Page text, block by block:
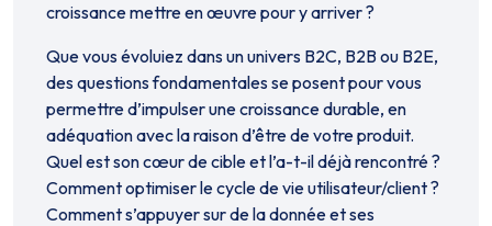
croissance mettre en œuvre pour y arriver ?
Que vous évoluiez dans un univers B2C, B2B ou B2E,
des questions fondamentales se posent pour vous
permettre d’impulser une croissance durable, en
adéquation avec la raison d’être de votre produit.
Quel est son cœur de cible et l’a-t-il déjà rencontré ?
Comment optimiser le cycle de vie utilisateur/client ?
Comment s’appuyer sur de la donnée et ses